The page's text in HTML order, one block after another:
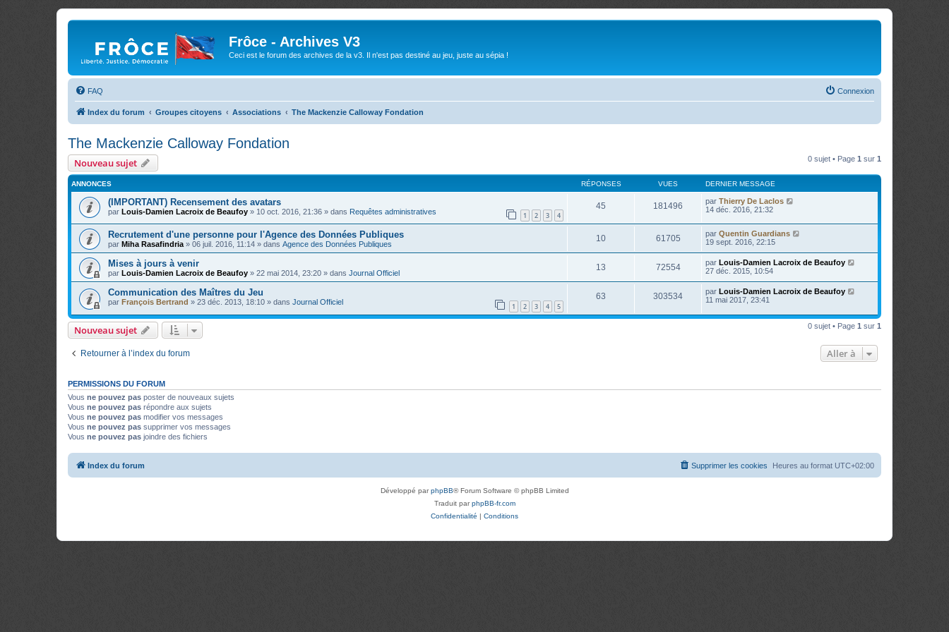
Frôce - Archives V3
Ceci est le forum des archives de la v3. Il n'est pas destiné au jeu, juste au sépia !
FAQ Connexion
Index du forum Groupes citoyens Associations The Mackenzie Calloway Fondation
The Mackenzie Calloway Fondation
Nouveau sujet 0 sujet • Page 1 sur 1
ANNONCES RÉPONSES VUES DERNIER MESSAGE
(IMPORTANT) Recensement des avatars
par Louis-Damien Lacroix de Beaufoy » 10 oct. 2016, 21:36 » dans Requêtes administratives 1 2 3 4
45 181496 par Thierry De Laclos
14 déc. 2016, 21:32
Recrutement d'une personne pour l'Agence des Données Publiques
par Miha Rasafindria » 06 juil. 2016, 11:14 » dans Agence des Données Publiques
10 61705 par Quentin Guardians
19 sept. 2016, 22:15
Mises à jours à venir
par Louis-Damien Lacroix de Beaufoy » 22 mai 2014, 23:20 » dans Journal Officiel
13 72554 par Louis-Damien Lacroix de Beaufoy
27 déc. 2015, 10:54
Communication des Maîtres du Jeu
par François Bertrand » 23 déc. 2013, 18:10 » dans Journal Officiel 1 2 3 4 5
63 303534 par Louis-Damien Lacroix de Beaufoy
11 mai 2017, 23:41
Nouveau sujet 0 sujet • Page 1 sur 1
Retourner à l’index du forum Aller à
PERMISSIONS DU FORUM
Vous ne pouvez pas poster de nouveaux sujets
Vous ne pouvez pas répondre aux sujets
Vous ne pouvez pas modifier vos messages
Vous ne pouvez pas supprimer vos messages
Vous ne pouvez pas joindre des fichiers
Index du forum Heures au format UTC+02:00
Supprimer les cookies
Développé parphpBB® Forum Software © phpBB Limited
Traduit parphpBB-fr.com
Confidentialité | Conditions